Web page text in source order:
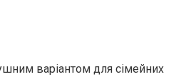
варіантом для сімейних